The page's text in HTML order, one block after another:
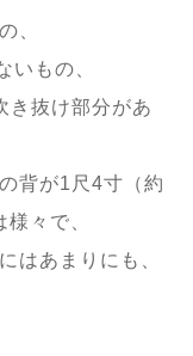
、
いもの、
き抜け部分があ
背が1尺4寸（約
々で、
はあまりにも、